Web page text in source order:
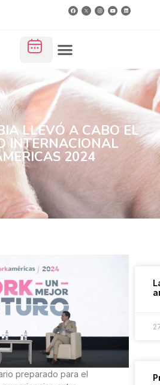
LLEVÓ A CABO EL
INTERNACIONAL
2024
preparado para el